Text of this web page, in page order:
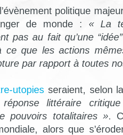
politique
de monde : « La
pas au fait qu’une
que les actions
par rapport à toutes
utopies seraient, selon
littéraire
pouvoirs totalitaires ».
alors que